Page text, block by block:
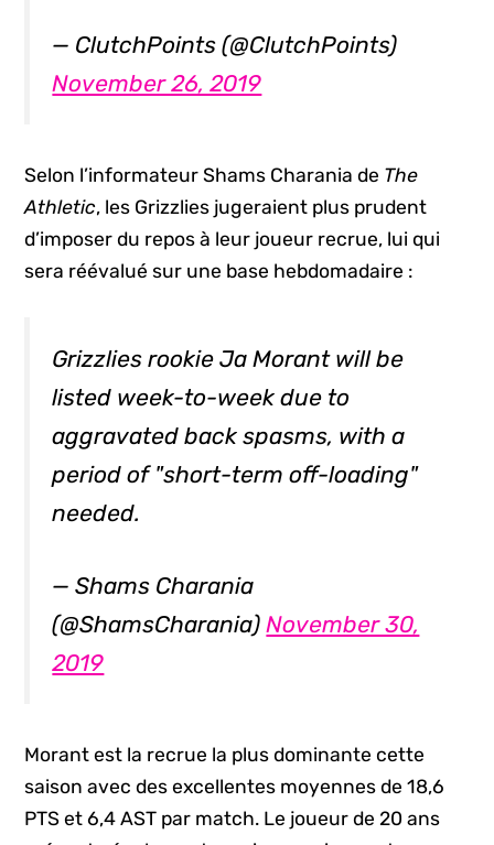
— ClutchPoints (@ClutchPoints)
November 26, 2019
Selon l’informateur Shams Charania de The
Athletic, les Grizzlies jugeraient plus prudent
d’imposer du repos à leur joueur recrue, lui qui
sera réévalué sur une base hebdomadaire :
Grizzlies rookie Ja Morant will be
listed week-to-week due to
aggravated back spasms, with a
period of "short-term off-loading"
needed.
— Shams Charania
(@ShamsCharania)November 30,
2019
Morant est la recrue la plus dominante cette
saison avec des excellentes moyennes de 18,6
PTS et 6,4 AST par match. Le joueur de 20 ans